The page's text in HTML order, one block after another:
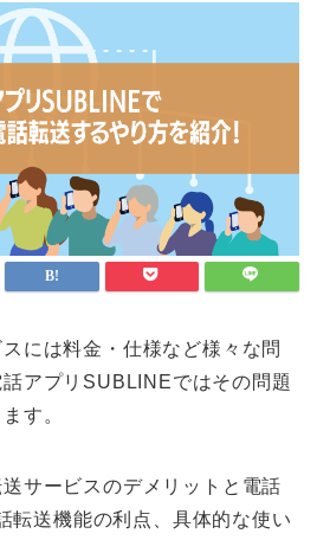
には料金・仕様など様々な問
アプリSUBLINEではその問題
す。
サービスのデメリットと電話
転送機能の利点、具体的な使い